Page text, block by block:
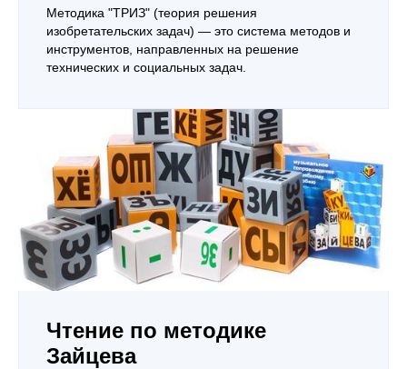
Методика "ТРИЗ" (теория решения
изобретательских задач) — это система методов и
инструментов, направленных на решение
технических и социальных задач.
Чтение по методике
Зайцева